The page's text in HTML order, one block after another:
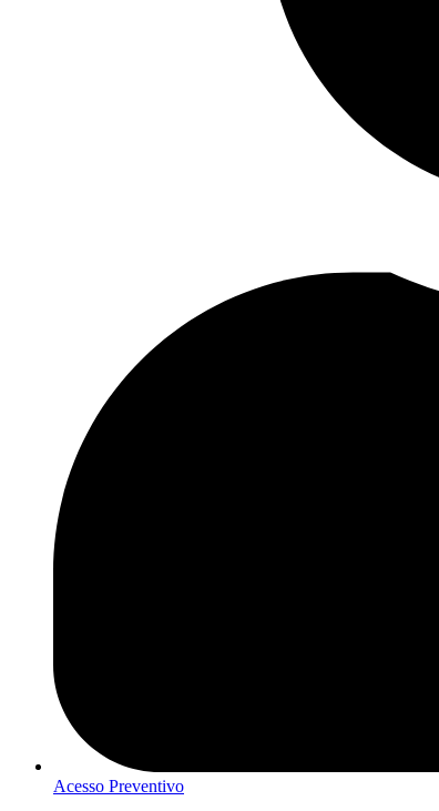
Acesso Preventivo